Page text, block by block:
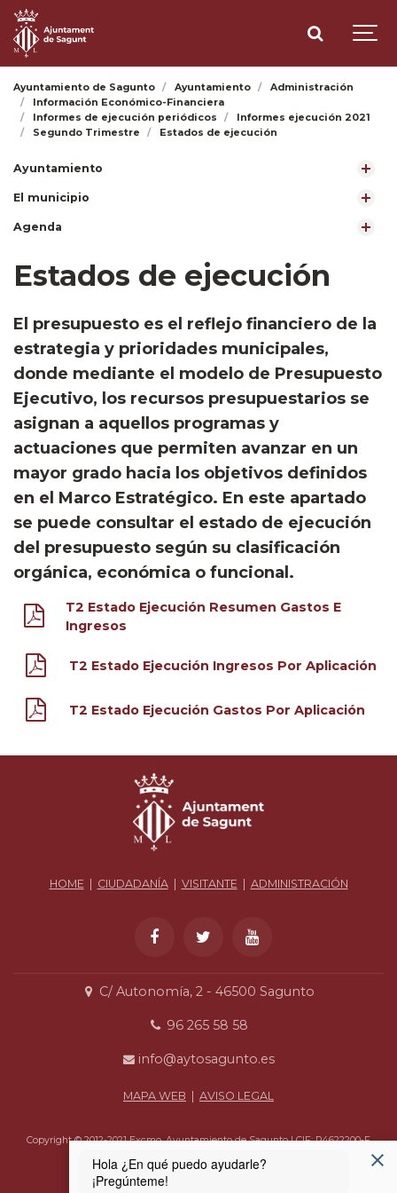
Ayuntamiento de Sagunto Ayuntamiento
Administración
Información Económico-Financiera
Informes de ejecución periódicos
Informes ejecución 2021
Segundo Trimestre
Estados de ejecución
Ayuntamiento
El municipio
Agenda
Estados de ejecución
El presupuesto es el reflejo financiero de la
estrategia y prioridades municipales,
donde mediante el modelo de Presupuesto
Ejecutivo, los recursos presupuestarios se
asignan a aquellos programas y
actuaciones que permiten avanzar en un
mayor grado hacia los objetivos definidos
en el Marco Estratégico. En este apartado
se puede consultar el estado de ejecución
del presupuesto según su clasificación
orgánica, económica o funcional.
T2 Estado Ejecución Resumen Gastos E
Ingresos
T2 Estado Ejecución Ingresos Por Aplicación
T2 Estado Ejecución Gastos Por Aplicación
HOME| CIUDADANÍA| VISITANTE| ADMINISTRACIÓN
C/ Autonomía, 2 - 46500 Sagunto
96 265 58 58
info@aytosagunto.es
MAPA WEB AVISO LEGAL
Copyright © 2012-2021 Excmo. Ayuntamiento de Sagunto | CIF: P4622200-F